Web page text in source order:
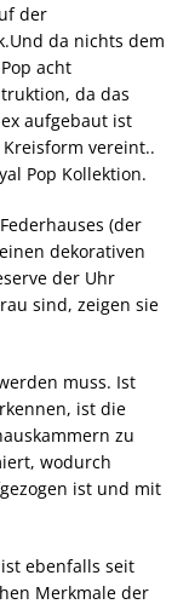
der
da nichts dem
acht
da das
aufgebaut ist
vereint..
Pop Kollektion.
(der
dekorativen
der Uhr
sind, zeigen sie
muss. Ist
ist die
zu
wodurch
ist und mit
ebenfalls seit
Merkmale der